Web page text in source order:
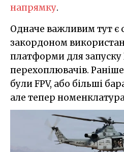
напрямку.
Одначе важливим тут є
закордоном
платформи для
перехоплювачів.
були FPV, або більші
але тепер